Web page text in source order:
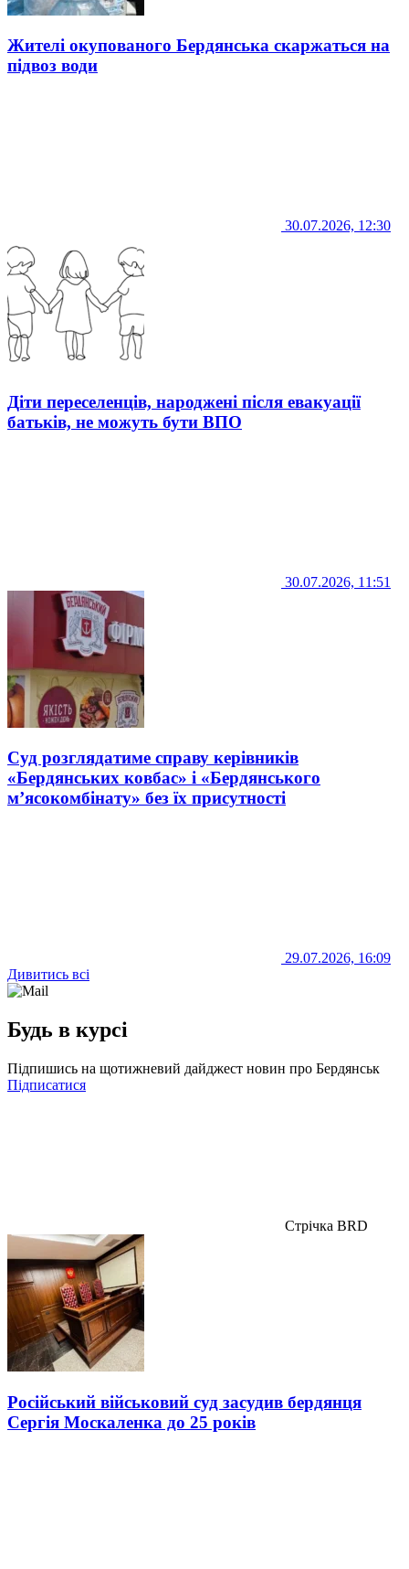
Жителі окупованого Бердянська скаржаться на
підвоз води
30.07.2026, 12:30
Діти переселенців, народжені після евакуації
батьків, не можуть бути ВПО
30.07.2026, 11:51
Суд розглядатиме справу керівників
«Бердянських ковбас» і «Бердянського
м’ясокомбінату» без їх присутності
29.07.2026, 16:09
Дивитись всі
Будь в курсі
Підпишись на щотижневий дайджест новин про Бердянськ
Підписатися
Стрічка BRD
Російський військовий суд засудив бердянця
Сергія Москаленка до 25 років